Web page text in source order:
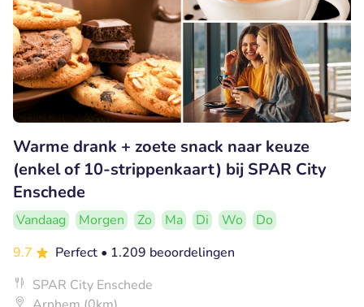
Warme drank + zoete snack naar keuze
(enkel of 10-strippenkaart) bij SPAR City
Enschede
Vandaag Morgen Zo Ma Di Wo
Do
9.7
Perfect • 1.209 beoordelingen
SPAR City Enschede